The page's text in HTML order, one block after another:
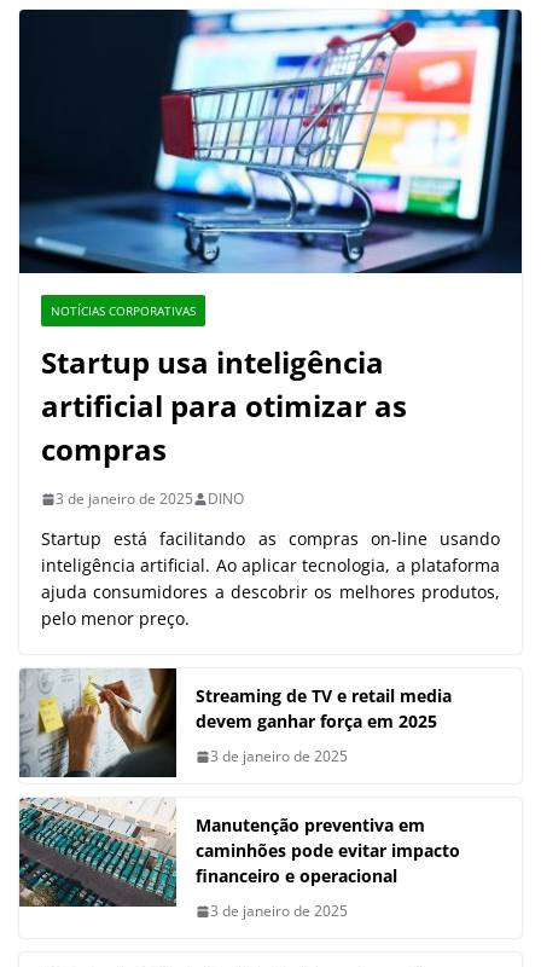
NOTÍCIAS CORPORATIVAS
Startup usa inteligência
artificial para otimizar as
compras
3 de janeiro de 2025 DINO
Startup está facilitando as compras on-line usando
inteligência artificial. Ao aplicar tecnologia, a plataforma
ajuda consumidores a descobrir os melhores produtos,
pelo menor preço.
Streaming de TV e retail media
devem ganhar força em 2025
3 de janeiro de 2025
Manutenção preventiva em
caminhões pode evitar impacto
financeiro e operacional
3 de janeiro de 2025